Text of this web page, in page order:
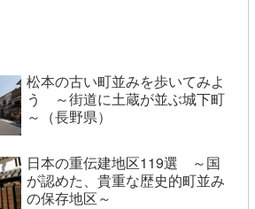
松本の古い町並みを歩いてみよ
う ～街道に土蔵が並ぶ城下町
～（長野県）
日本の重伝建地区119選 ～国
が認めた、貴重な歴史的町並み
の保存地区～